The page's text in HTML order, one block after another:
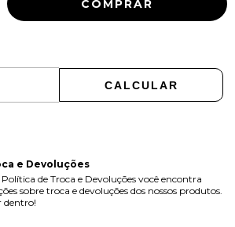
CALCULAR
e Devoluções
de Troca e Devoluções você encontra
sobre troca e devoluções dos nossos produtos.
dentro!